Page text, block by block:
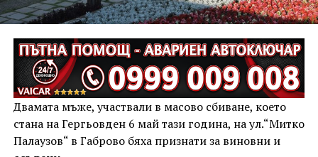
Двамата мъже, участвали в масово сбиване, което
стана на Гергьовден 6 май тази година, на ул.“Митко
Палаузов“ в Габрово бяха признати за виновни и